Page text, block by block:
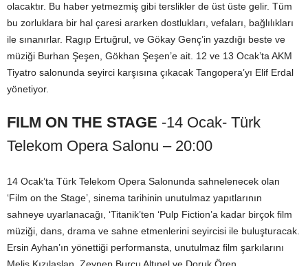
olacaktır. Bu haber yetmezmiş gibi terslikler de üst üste gelir. Tüm
bu zorluklara bir hal çaresi ararken dostlukları, vefaları, bağlılıkları
ile sınanırlar. Ragıp Ertuğrul, ve Gökay Genç’in yazdığı beste ve
müziği Burhan Şeşen, Gökhan Şeşen’e ait. 12 ve 13 Ocak’ta AKM
Tiyatro salonunda seyirci karşısına çıkacak Tangopera’yı Elif Erdal
yönetiyor.
FILM ON THE STAGE -14 Ocak- Türk
Telekom Opera Salonu – 20:00
14 Ocak’ta Türk Telekom Opera Salonunda sahnelenecek olan
‘Film on the Stage’, sinema tarihinin unutulmaz yapıtlarının
sahneye uyarlanacağı, ‘Titanik’ten ‘Pulp Fiction’a kadar birçok film
müziği, dans, drama ve sahne etmenlerini seyircisi ile buluşturacak.
Ersin Ayhan’ın yönettiği performansta, unutulmaz film şarkılarını